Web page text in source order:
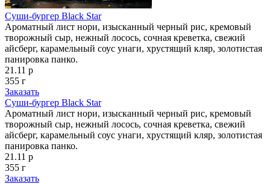
Суши-бургер Black Star
Ароматный лист нори, изысканный черный рис, кремовый
творожный сыр, нежный лосось, сочная креветка, свежий
айсберг, карамельный соус унаги, хрустящий кляр, золотистая
панировка панко.
21.11 р
355 г
Заказать
Суши-бургер Black Star
Ароматный лист нори, изысканный черный рис, кремовый
творожный сыр, нежный лосось, сочная креветка, свежий
айсберг, карамельный соус унаги, хрустящий кляр, золотистая
панировка панко.
21.11 р
355 г
Заказать